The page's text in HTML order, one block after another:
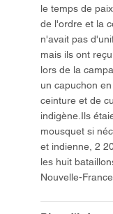
le temps de
de l'ordre et la
n'avait pas
mais ils ont
lors de la
un capuchon
ceinture et de
indigène.Ils
mousquet si
et indienne, 2
les huit
Nouvelle-